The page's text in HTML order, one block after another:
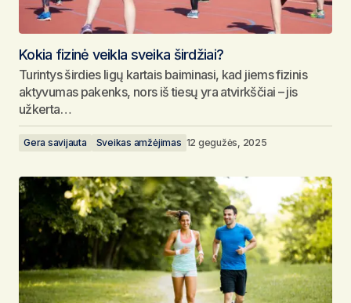
Kokia fizinė veikla sveika širdžiai?
Turintys širdies ligų kartais baiminasi, kad jiems fizinis
aktyvumas pakenks, nors iš tiesų yra atvirkščiai – jis
užkerta…
Gera savijauta Sveikas amžėjimas 12 gegužės, 2025